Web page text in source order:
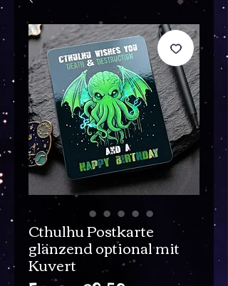
Cthulhu Postkarte
glänzend optional mit
Kuvert